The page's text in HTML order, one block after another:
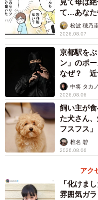
見て母は
て…あなた
松波 穂乃
2026.08.07
京都駅を
ン」のポ
なぜ？ 近
未熟」中将 タカ
2026.08.06
飼い主が
た犬さん
フスフス」
椎名 碧
2026.08.06
アク
「化けま
雰囲気ガ